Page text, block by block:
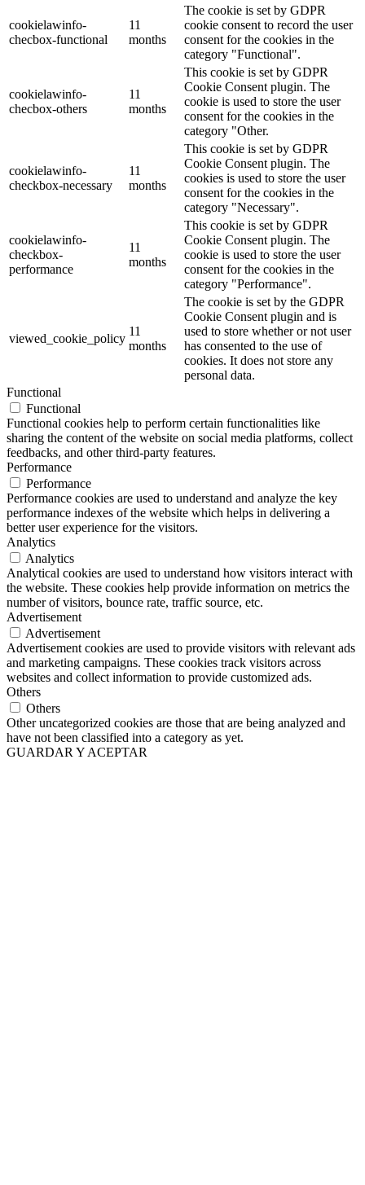
cookielawinfo-
checbox-functional
11
months
The cookie is set by GDPR
cookie consent to record the user
consent for the cookies in the
category "Functional".
cookielawinfo-
checbox-others
11
months
This cookie is set by GDPR
Cookie Consent plugin. The
cookie is used to store the user
consent for the cookies in the
category "Other.
cookielawinfo-
checkbox-necessary
11
months
This cookie is set by GDPR
Cookie Consent plugin. The
cookies is used to store the user
consent for the cookies in the
category "Necessary".
cookielawinfo-
checkbox-
performance
11
months
This cookie is set by GDPR
Cookie Consent plugin. The
cookie is used to store the user
consent for the cookies in the
category "Performance".
viewed_cookie_policy
11
months
The cookie is set by the GDPR
Cookie Consent plugin and is
used to store whether or not user
has consented to the use of
cookies. It does not store any
personal data.
Functional
Functional
Functional cookies help to perform certain functionalities like
sharing the content of the website on social media platforms, collect
feedbacks, and other third-party features.
Performance
Performance
Performance cookies are used to understand and analyze the key
performance indexes of the website which helps in delivering a
better user experience for the visitors.
Analytics
Analytics
Analytical cookies are used to understand how visitors interact with
the website. These cookies help provide information on metrics the
number of visitors, bounce rate, traffic source, etc.
Advertisement
Advertisement
Advertisement cookies are used to provide visitors with relevant ads
and marketing campaigns. These cookies track visitors across
websites and collect information to provide customized ads.
Others
Others
Other uncategorized cookies are those that are being analyzed and
have not been classified into a category as yet.
GUARDAR Y ACEPTAR